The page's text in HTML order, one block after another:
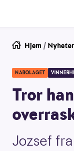
Hjem / Nyheter
NABOLAGET
Tror
Jozsef